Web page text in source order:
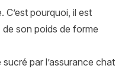
C’est pourquoi, il est
de son poids de forme
par l’assurance chat